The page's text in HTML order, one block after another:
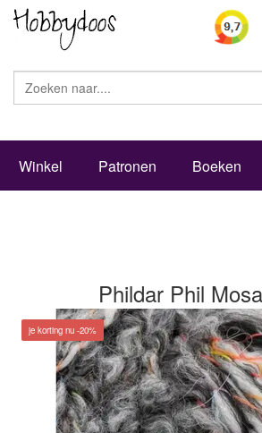
Winkel Patronen Boeken
Phildar Phil
je korting nu -20%